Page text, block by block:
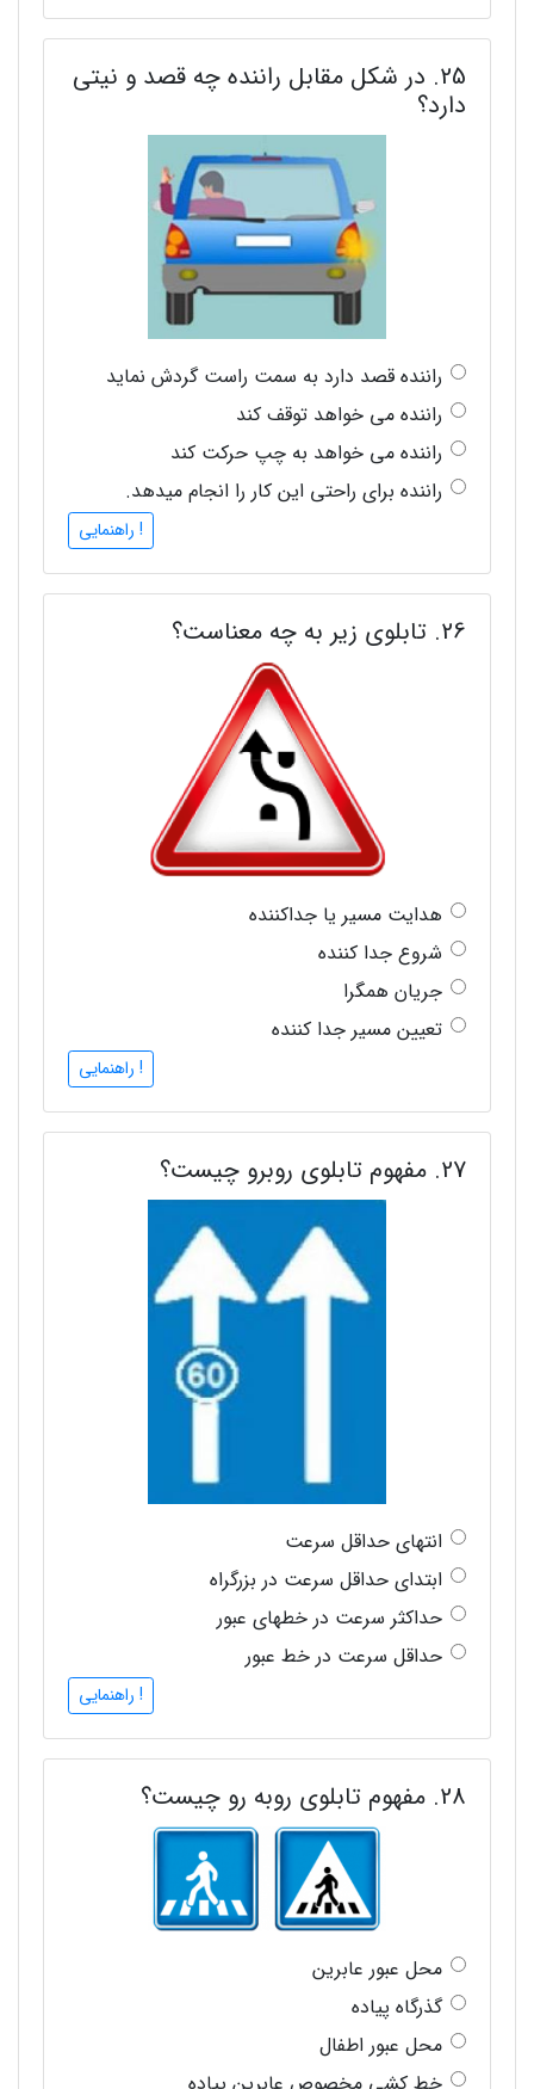
25. در شکل مقابل راننده چه قصد و نیتی
دارد؟
راننده قصد دارد به سمت راست گردش نماید
راننده می خواهد توقف کند
راننده می خواهد به چپ حرکت کند
راننده برای راحتی این کار را انجام میدهد.
! راهنمایی
26. تابلوی زیر به چه معناست؟
هدایت مسیر یا جداکننده
شروع جدا کننده
جریان همگرا
تعیین مسیر جدا کننده
! راهنمایی
27. مفهوم تابلوی روبرو چیست؟
انتهای حداقل سرعت
ابتدای حداقل سرعت در بزرگراه
حداکثر سرعت در خطهای عبور
حداقل سرعت در خط عبور
! راهنمایی
28. مفهوم تابلوی روبه رو چیست؟
محل عبور عابرین
گذرگاه پیاده
محل عبور اطفال